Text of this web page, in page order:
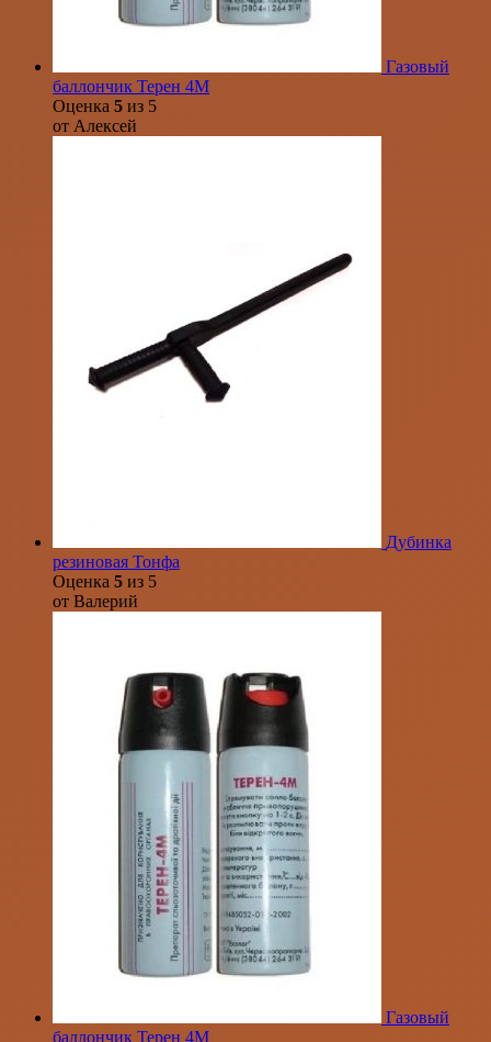
Газовый
баллончик Терен 4М
Оценка 5 из 5
от Алексей
Дубинка
резиновая Тонфа
Оценка 5 из 5
от Валерий
Газовый
баллончик Терен 4М